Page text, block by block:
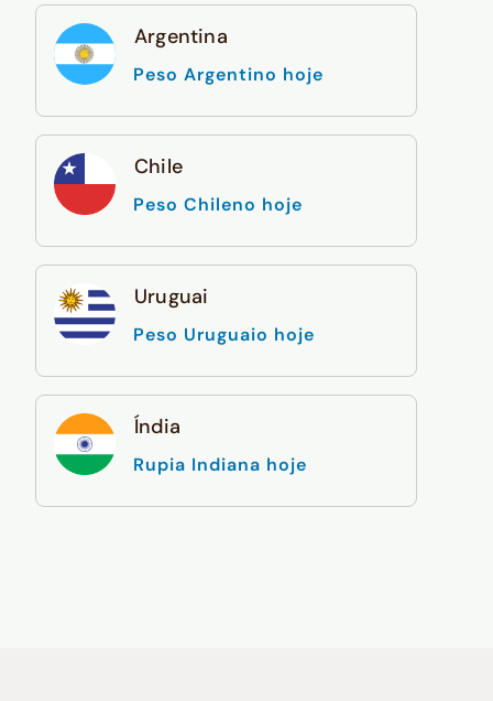
Argentina
Peso Argentino hoje
Chile
Peso Chileno hoje
Uruguai
Peso Uruguaio hoje
Índia
Rupia Indiana hoje